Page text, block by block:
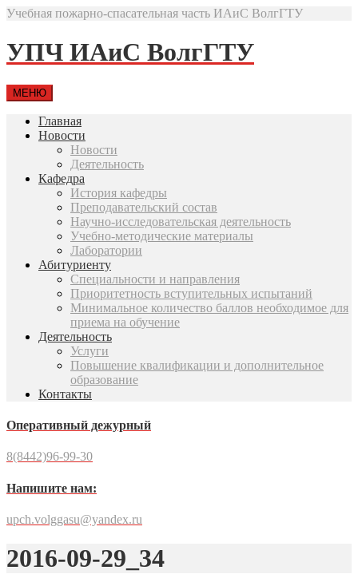
Учебная пожарно-спасательная часть ИАиС ВолгГТУ
УПЧ ИАиС ВолгГТУ
МЕНЮ
Главная
Новости
Новости
Деятельность
Кафедра
История кафедры
Преподавательский состав
Научно-исследовательская деятельность
Учебно-методические материалы
Лаборатории
Абитуриенту
Специальности и направления
Приоритетность вступительных испытаний
Минимальное количество баллов необходимое для
приема на обучение
Деятельность
Услуги
Повышение квалификации и дополнительное
образование
Контакты
Оперативный дежурный
8(8442)96-99-30
Напишите нам:
upch.volggasu@yandex.ru
2016-09-29_34